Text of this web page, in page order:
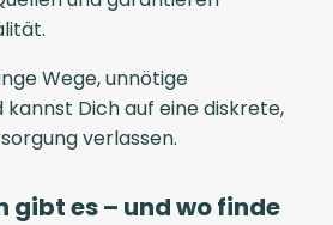
Wege, unnötige
Dich auf eine diskrete,
verlassen.
gibt es – und wo finde